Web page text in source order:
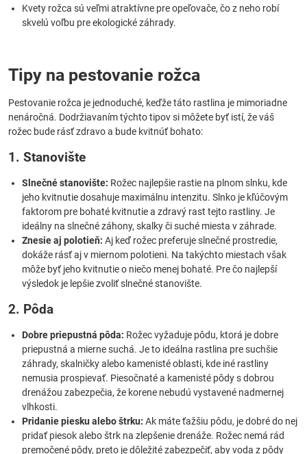
Kvety rožca sú veľmi atraktívne pre opeľovače, čo z neho robí
skvelú voľbu pre ekologické záhrady.
Tipy na pestovanie rožca
Pestovanie rožca je jednoduché, keďže táto rastlina je mimoriadne
nenáročná. Dodržiavaním týchto tipov si môžete byť istí, že váš
rožec bude rásť zdravo a bude kvitnúť bohato:
1. Stanovište
Slnečné stanovište: Rožec najlepšie rastie na plnom slnku, kde
jeho kvitnutie dosahuje maximálnu intenzitu. Slnko je kľúčovým
faktorom pre bohaté kvitnutie a zdravý rast tejto rastliny. Je
ideálny na slnečné záhony, skalky či suché miesta v záhrade.
Znesie aj polotieň: Aj keď rožec preferuje slnečné prostredie,
dokáže rásť aj v miernom polotieni. Na takýchto miestach však
môže byť jeho kvitnutie o niečo menej bohaté. Pre čo najlepší
výsledok je lepšie zvoliť slnečné stanovište.
2. Pôda
Dobre priepustná pôda: Rožec vyžaduje pôdu, ktorá je dobre
priepustná a mierne suchá. Je to ideálna rastlina pre suchšie
záhrady, skalničky alebo kamenisté oblasti, kde iné rastliny
nemusia prospievať. Piesočnaté a kamenisté pôdy s dobrou
drenážou zabezpečia, že korene nebudú vystavené nadmernej
vlhkosti.
Pridanie piesku alebo štrku: Ak máte ťažšiu pôdu, je dobré do nej
pridať piesok alebo štrk na zlepšenie drenáže. Rožec nemá rád
premočené pôdy, preto je dôležité zabezpečiť, aby voda z pôdy